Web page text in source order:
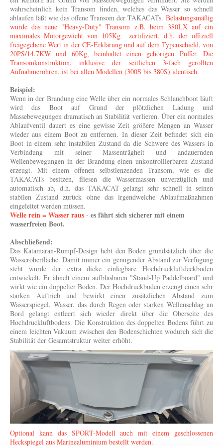
wahrscheinlich kein Transom finden, welches das Wasser so schnell
ablaufen läßt wie das offene Transom der TAKACATs. Belastungsmäßig
wurde das neue "Heavy-Duty" Transom z.B. beim 380LX auf ein
maximales Motorgewicht von 105Kg zertifiziert, d.h. der offiziell
freigegebene Wert in der CE-Erklärung und auf dem Typenschield, von
20PS/14.7KW und 60Kg, beinhaltet einen gehörigen Puffer. Die
Transomkonstruktion, inklusive der seitlichen 3-fach gerollten
Aufnahmerohren, ist bei allen Modellen (300S bis 380S) identisch.
Beispiel:
Wenn in der Brandung eine Welle über ein normales Schlauchboot läuft
wird das Boot auf Grund der plötzlichen Ladung und
Massebewegungen dramatisch an Stabilität verlieren. Über ein normales
Ablaufventil dauert es eine gewisse Zeit größere Mengen an Wasser
wieder aus einem Boot zu entfernen. In dieser Zeit befindet sich ein
Boot in einem sehr instabilen Zustand da die Schwere des Wassers in
Verbindung mit seiner Massenträgheit und andauernden
Wellenbewegungen in der Brandung einen unkontrollierbaren Zustand
erzeugt. Mit einem offenen selbstlenzenden Transom, wie es die
TAKACATs besitzen, fliesen die Wassermassen unverzüglich und
automatisch ab, d.h. das TAKACAT gelangt sehr schnell in seinen
stabilen Zustand zurück ohne das irgendwelche Ablaufmaßnahmen
eingeleitet werden müssen.
Welle rein = Wasser raus - es fährt sich sicherer mit einem
wasserfreien Boot.
Abschließend:
Das Katamaran-Rumpf-Design hebt den Boden grundsätzlich über die
Wasseroberfläche. Damit immer ein genügender Abstand zur Verfügung
steht wurde der extra dicke einlegbare Hochdruckluftdeckboden
entwickelt. Er ähnelt einem aufblasbaren "Stand-Up Paddelboard" und
wirkt wie ein doppelter Boden. Der Hochdruckboden erzeugt einen sehr
starken Auftrieb und bewirkt einen zusätzlichen Abstand zum
Wasserspiegel. Wasser, das durch Regen oder starken Wellenschlag an
Bord gelangt entleert sich wieder direkt über die Oberseite des
Hochdruckluftbodens. Die Konstruktion des doppelten Bodens führt zu
einem leichten Vakuum zwischen den Bodenschichten wodurch sich die
Stabilität der Gesamtstruktur weiter erhöht.
Optional kann das SPORT-Modell auch mit einem geschlossenen
Heckspiegel aus Marinealuminium bestellt werden.